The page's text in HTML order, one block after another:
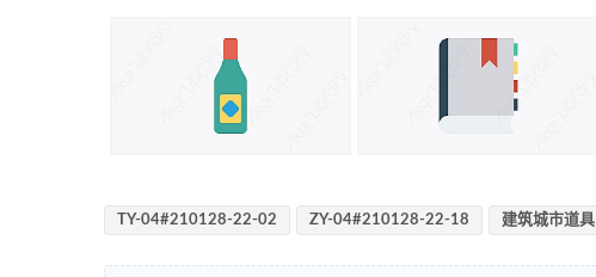
TY-04#210128-22-02 ZY-04#210128-22-18 建筑城市道具